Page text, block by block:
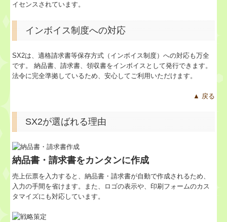
リンク集
病院・診療所の皆様へ
関与先向け融資商品ご紹介
戦略財務情報システム
戦略販売・購買情報システム
戦略給与情報システム
イセンスされています。
インボイス制度への対応
SX2は、適格請求書等保存方式（インボイス制度）への対応も万全
です。 納品書、請求書、領収書をインボイスとして発行できます。
法令に完全準拠しているため、安心してご利用いただけます。
▲ 戻る
SX2が選ばれる理由
納品書・請求書をカンタンに作成
売上伝票を入力すると、納品書・請求書が自動で作成されるため、
入力の手間を省けます。また、ロゴの表示や、印刷フォームのカス
タマイズにも対応しています。